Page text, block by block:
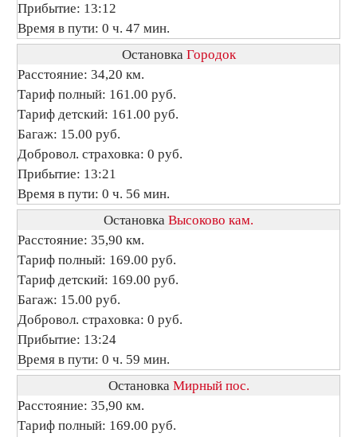
Прибытие: 13:12
Время в пути: 0 ч. 47 мин.
Остановка Городок
Расстояние: 34,20 км.
Тариф полный: 161.00 руб.
Тариф детский: 161.00 руб.
Багаж: 15.00 руб.
Добровол. страховка: 0 руб.
Прибытие: 13:21
Время в пути: 0 ч. 56 мин.
Остановка Высоково кам.
Расстояние: 35,90 км.
Тариф полный: 169.00 руб.
Тариф детский: 169.00 руб.
Багаж: 15.00 руб.
Добровол. страховка: 0 руб.
Прибытие: 13:24
Время в пути: 0 ч. 59 мин.
Остановка Мирный пос.
Расстояние: 35,90 км.
Тариф полный: 169.00 руб.